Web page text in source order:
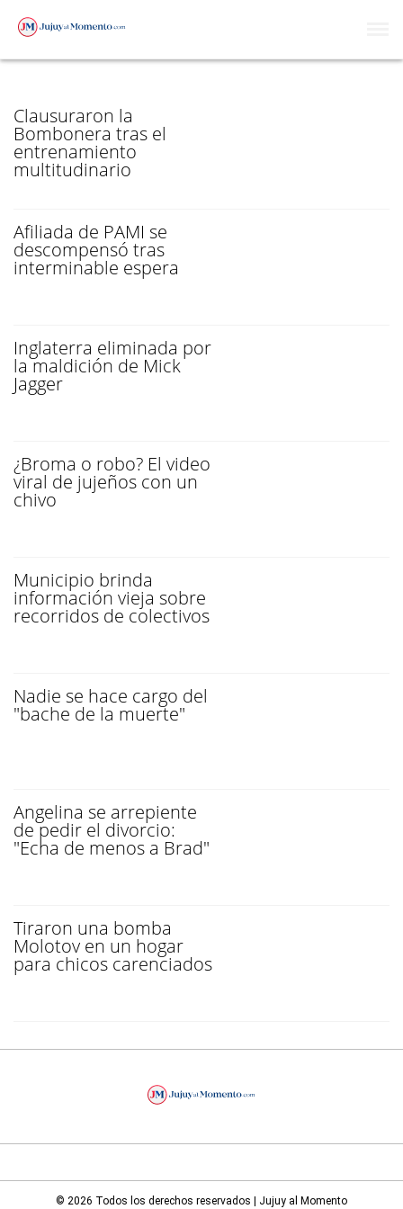
DE NO CREER
Clausuraron la
Bombonera tras el
entrenamiento
multitudinario
Afiliada de PAMI se
descompensó tras
interminable espera
Inglaterra eliminada por
la maldición de Mick
Jagger
¿Broma o robo? El video
viral de jujeños con un
chivo
Municipio brinda
información vieja sobre
recorridos de colectivos
Nadie se hace cargo del
"bache de la muerte"
Angelina se arrepiente
de pedir el divorcio:
"Echa de menos a Brad"
Tiraron una bomba
Molotov en un hogar
para chicos carenciados
© 2026 Todos los derechos reservados | Jujuy al Momento